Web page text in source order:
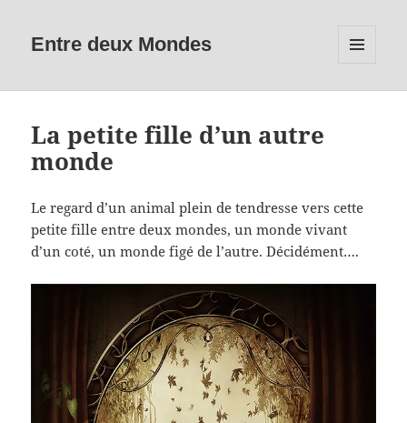
Entre deux Mondes
WIDGETS
La petite fille d’un autre
monde
Le regard d’un animal plein de tendresse vers cette
petite fille entre deux mondes, un monde vivant
d’un coté, un monde figé de l’autre. Décidément….